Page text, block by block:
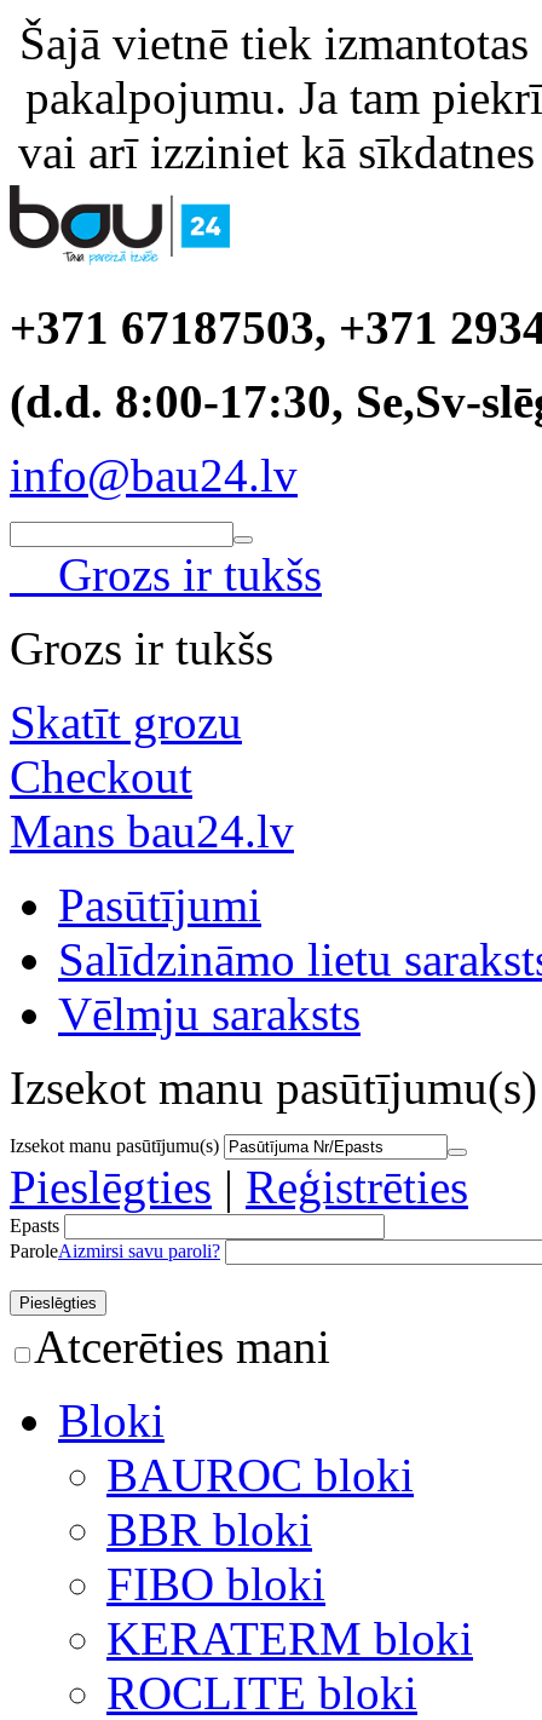
Šajā vietnē tiek
pakalpojumu. Ja tam
vai arī izziniet kā
+371 67187503, +371
(d.d. 8:00-17:30, Se,Sv-
info@bau24.lv
Grozs ir tukšs
Grozs ir tukšs
Skatīt grozu
Checkout
Mans bau24.lv
Pasūtījumi
Salīdzināmo lietu
Vēlmju saraksts
Izsekot manu pasūtījumu(s)
Izsekot manu pasūtījumu(s)
Pieslēgties | Reģistrēties
Epasts
ParoleAizmirsi savu paroli?
Atcerēties mani
Bloki
BAUROC bloki
BBR bloki
FIBO bloki
KERATERM bloki
ROCLITE bloki